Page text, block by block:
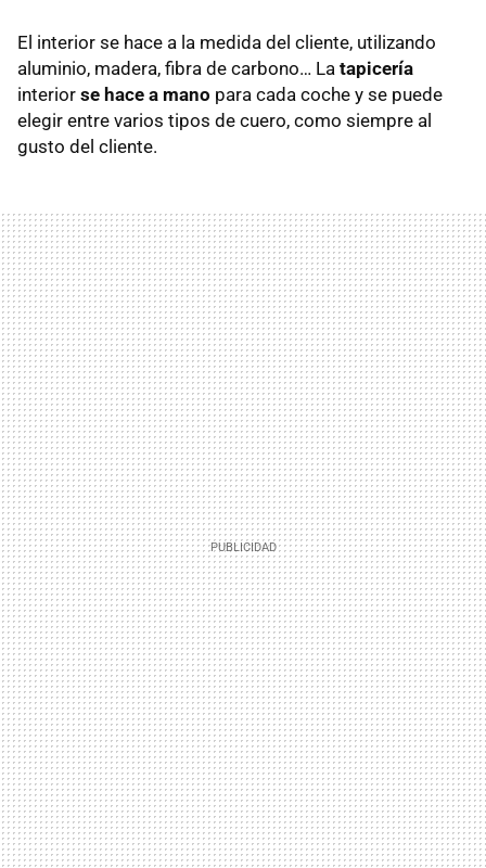
El interior se hace a la medida del cliente, utilizando
aluminio, madera, fibra de carbono… La tapicería
interior se hace a mano para cada coche y se puede
elegir entre varios tipos de cuero, como siempre al
gusto del cliente.